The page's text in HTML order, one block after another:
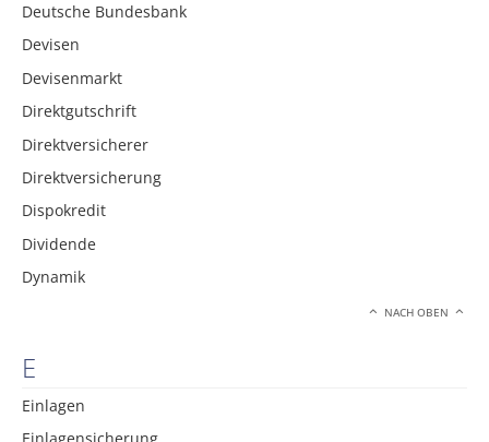
Deutsche Bundesbank
Devisen
Devisenmarkt
Direktgutschrift
Direktversicherer
Direktversicherung
Dispokredit
Dividende
Dynamik
NACH OBEN
E
Einlagen